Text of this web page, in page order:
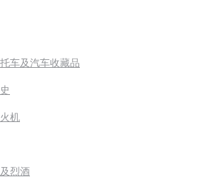
车及汽车收藏品
机
烈酒